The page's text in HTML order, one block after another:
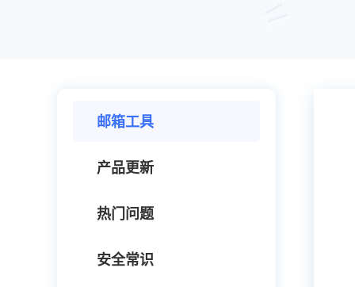
邮箱工具
产品更新
热门问题
安全常识